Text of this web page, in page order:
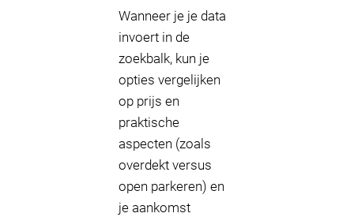
Wanneer je je data
invoert in de
zoekbalk, kun je
opties vergelijken
op prijs en
praktische
aspecten (zoals
overdekt versus
open parkeren) en
je aankomst